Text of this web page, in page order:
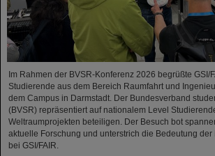
Im Rahmen der BVSR-Konferenz 2026 begrüßte GSI/
Studierende aus dem Bereich Raumfahrt und
dem Campus in Darmstadt. Der Bundesverband
(BVSR) repräsentiert auf nationalem Level
Weltraumprojekten beteiligen. Der Besuch bot
aktuelle Forschung und unterstrich die Bedeutung
bei GSI/FAIR.